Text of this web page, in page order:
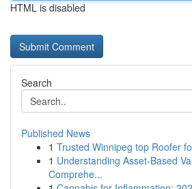
HTML is disabled
Search
Published News
1 Trusted Winnipeg top Roofer
1 Understanding Asset-Based
Comprehe...